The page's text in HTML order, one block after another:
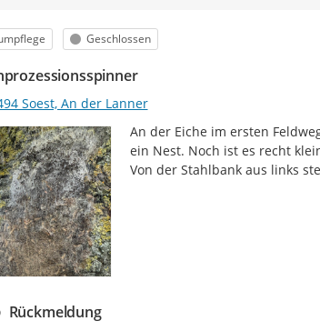
Status
Geschlossen
Soest, An der Lanner
An der Eiche im ersten
ein Nest. Noch ist es recht
Von der Stahlbank aus links
Rückmeldung